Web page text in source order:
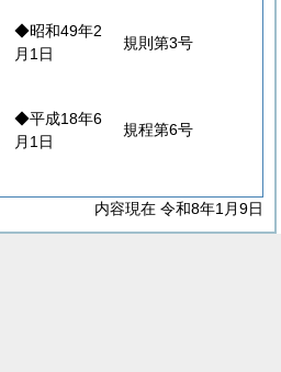
◆昭和49年2
月1日
規則第3号
◆平成18年6
月1日
規程第6号
内容現在 令和8年1月9日